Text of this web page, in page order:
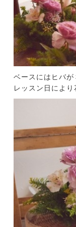
ベースにはヒバが
レッスン日により